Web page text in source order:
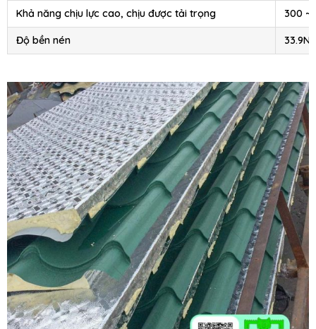
Khả năng chịu lực cao, chịu được tải trọng 300 ~
Độ bền nén